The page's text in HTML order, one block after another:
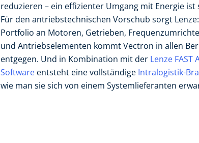
reduzieren – ein effizienter Umgang mit Energie ist
Für den antriebstechnischen Vorschub sorgt
Portfolio an Motoren, Getrieben,
und Antriebselementen kommt Vectron in allen
entgegen. Und in Kombination mit der Lenze FAST
Software entsteht eine vollständige Intralogistik-
wie man sie sich von einem Systemlieferanten